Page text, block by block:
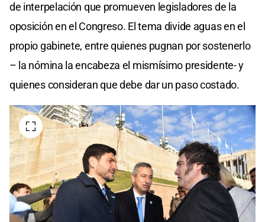
de interpelación que promueven legisladores de la
oposición en el Congreso. El tema divide aguas en el
propio gabinete, entre quienes pugnan por sostenerlo
– la nómina la encabeza el mismísimo presidente- y
quienes consideran que debe dar un paso costado.